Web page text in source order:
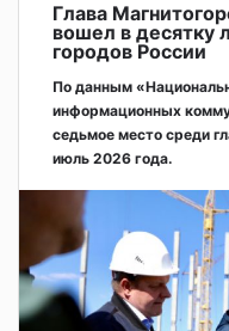
Глава
вошел в десятку
городов России
По данным
информационных
седьмое место среди
июль 2026 года.